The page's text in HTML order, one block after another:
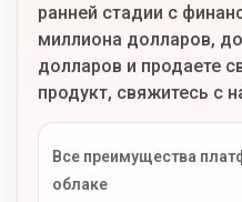
ранней стадии с
миллиона долларов,
долларов и продаете
продукт, свяжитесь с
Все преимущества
облаке